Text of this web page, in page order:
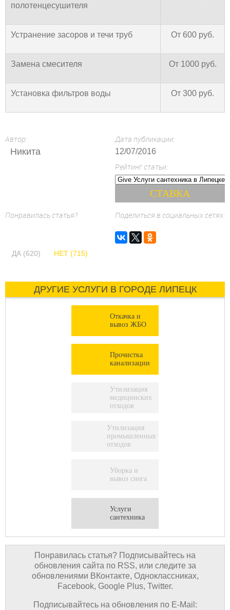
полотенцесушителя
Устранение засоров и течи труб От 600 руб.
Замена смесителя От 1000 руб.
Установка фильтров воды От 300 руб.
Автор:
Никита
Дата публикации:
12/07/2016
Рейтинг статьи:
Понравилась статья?
ДА (620) НЕТ (715)
Поделиться в социальных сетях:
ДРУГИЕ УСЛУГИ В ГОРОДЕ ЛИПЕЦК
Откачка и
вывоз ЖБО
Прочистка
канализации
Утилизация
медицинских
отходов
Утилизация
промышленных
отходов
Уборка и
вывоз снега
Услуги
сантехника
Понравилась статья? Подписывайтесь на
обновления сайта по RSS, или следите за
обновлениями ВКонтакте, Одноклассниках,
Facebook, Google Plus, Twitter.
Подписывайтесь на обновления по E-Mail: